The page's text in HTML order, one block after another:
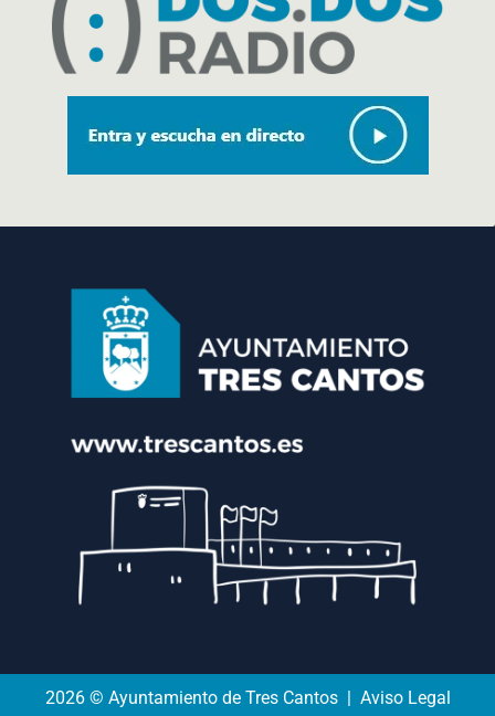
2026 © Ayuntamiento de Tres Cantos | Aviso Legal